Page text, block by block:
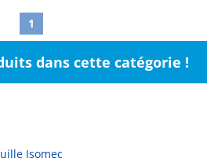
1
dans cette catégorie !
Isomec